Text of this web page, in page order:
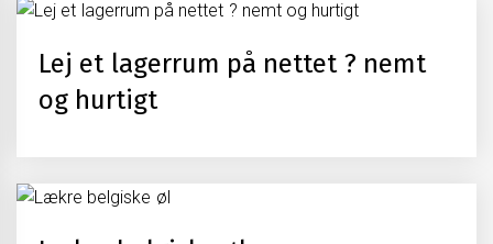
Lej et lagerrum på nettet ? nemt
og hurtigt